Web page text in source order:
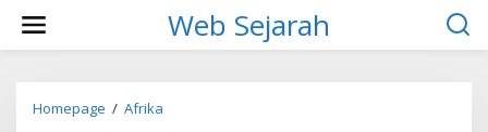
w
Web Sejarah
Homepage / Afrika